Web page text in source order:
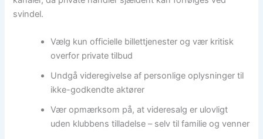
svindel.
Vælg kun officielle billettjenester og vær kritisk
overfor private tilbud
Undgå videregivelse af personlige oplysninger til
ikke-godkendte aktører
Vær opmærksom på, at videresalg er ulovligt
uden klubbens tilladelse – selv til familie og venner